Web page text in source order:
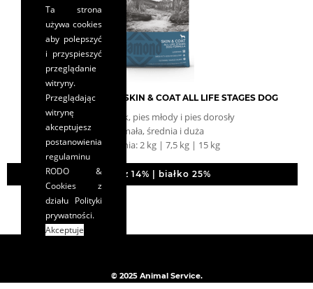
DIAMOND NATURALS SKIN & COAT ALL LIFE STAGES DOG
pies szczeniak, pies młody i pies dorosły
rasa: mała, średnia i duża
opakowania: 2 kg | 7,5 kg | 15 kg
tłuszcz 14% | białko 25%
© 2025 Animal Service.
Ta strona
używa cookies
aby polepszyć
i przyspieszyć
przeglądanie
witryny.
Przeglądając
witrynę
akceptujesz
postanowienia
regulaminu
RODO &
Cookies z
działu Polityki
prywatności.
Akceptuje